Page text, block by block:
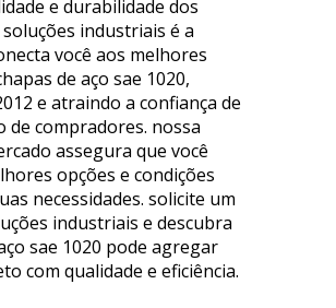
e durabilidade dos
industriais é a
você aos melhores
de aço sae 1020,
e atraindo a confiança de
de compradores. nossa
assegura que você
opções e condições
necessidades. solicite um
industriais e descubra
sae 1020 pode agregar
com qualidade e eficiência.